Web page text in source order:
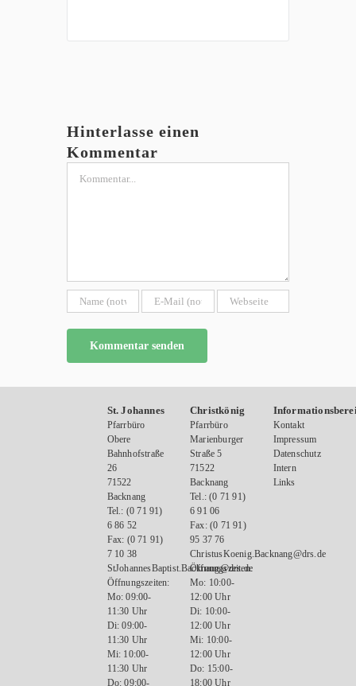
Hinterlasse einen
Kommentar
St. Johannes
Pfarrbüro
Obere
Bahnhofstraße
26
71522
Backnang
Tel.: (0 71 91)
6 86 52
Fax: (0 71 91)
7 10 38
StJohannesBaptist.Backnang@drs.de
Öffnungszeiten:
Mo: 09:00-
11:30 Uhr
Di: 09:00-
11:30 Uhr
Mi: 10:00-
11:30 Uhr
Do: 09:00-
Christkönig
Pfarrbüro
Marienburger
Straße 5
71522
Backnang
Tel.: (0 71 91)
6 91 06
Fax: (0 71 91)
95 37 76
ChristusKoenig.Backnang@drs.de
Öffnungszeiten:
Mo: 10:00-
12:00 Uhr
Di: 10:00-
12:00 Uhr
Mi: 10:00-
12:00 Uhr
Do: 15:00-
18:00 Uhr
Kontakt
Impressum
Datenschutz
Intern
Links